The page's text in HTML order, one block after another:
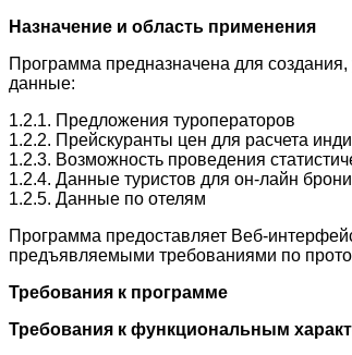
Назначение и область применения
Программа предназначена для
данные:
1.2.1. Предложения туроператоров
1.2.2. Прейскуранты цен для расчета
1.2.3. Возможность проведения
1.2.4. Данные туристов для он-лайн
1.2.5. Данные по отелям
Программа предоставляет Веб-
предъявляемыми требованиями по
Требования к программе
Требования к функциональным